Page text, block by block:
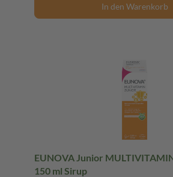
In den Warenkorb
EUNOVA Junior
150 ml Sirup